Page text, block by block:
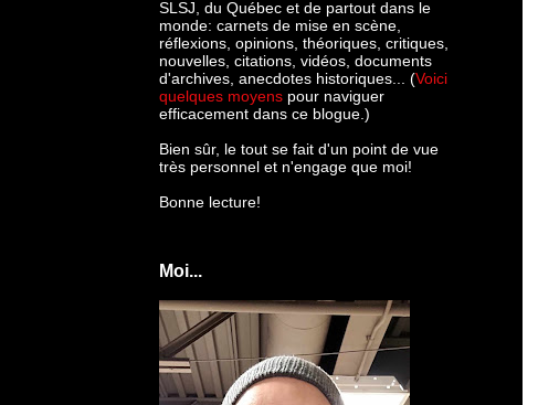
SLSJ, du Québec et de partout dans le
monde: carnets de mise en scène,
réflexions, opinions, théoriques, critiques,
nouvelles, citations, vidéos, documents
d'archives, anecdotes historiques... (Voici
quelques moyens pour naviguer
efficacement dans ce blogue.)
Bien sûr, le tout se fait d'un point de vue
très personnel et n'engage que moi!
Bonne lecture!
Moi...